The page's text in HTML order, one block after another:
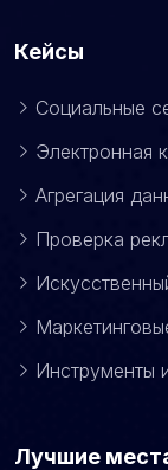
Кейсы
Социальные
Электронная
Агрегация
Проверка
Инструменты
Лучшие